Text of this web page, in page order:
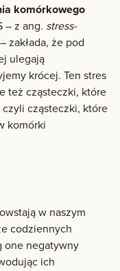
komórkowego
– z ang. stress-
zakłada, że pod
ulegają
krócej. Ten stres
też cząsteczki, które
cząsteczki, które
komórki
w naszym
codziennych
one negatywny
ich